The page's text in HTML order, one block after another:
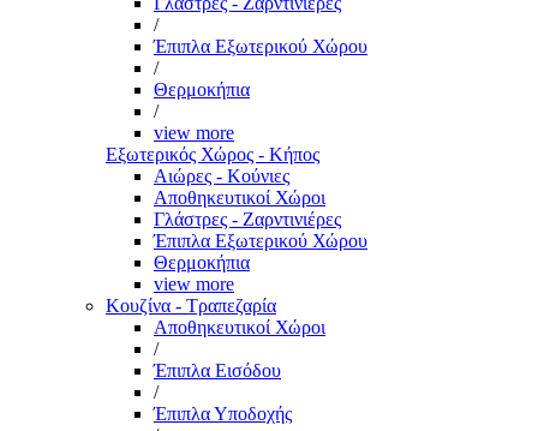
/
Έπιπλα Εξωτερικού Χώρου
/
Θερμοκήπια
/
view more
Εξωτερικός Χώρος - Κήπος
Αιώρες - Κούνιες
Αποθηκευτικοί Χώροι
Γλάστρες - Ζαρντινιέρες
Έπιπλα Εξωτερικού Χώρου
Θερμοκήπια
view more
Κουζίνα - Τραπεζαρία
Αποθηκευτικοί Χώροι
/
Έπιπλα Εισόδου
/
Έπιπλα Υποδοχής